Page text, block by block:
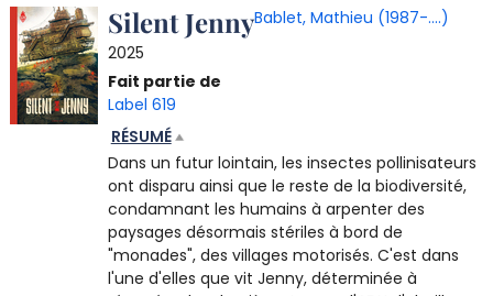
Détail
document
Silent JennyBablet, Mathieu (1987-....)
2025
Fait partie de
Label 619
RÉSUMÉ
Dans un futur lointain, les insectes pollinisateurs
ont disparu ainsi que le reste de la biodiversité,
condamnant les humains à arpenter des
paysages désormais stériles à bord de
"monades", des villages motorisés. C'est dans
l'une d'elles que vit Jenny, déterminée à